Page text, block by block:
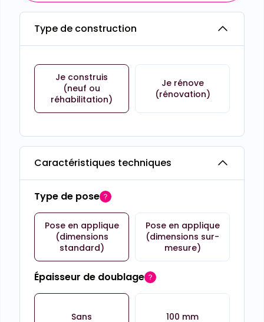
Type de construction
Je construis
(neuf ou
réhabilitation)
Je rénove
(rénovation)
Caractéristiques techniques
Type de pose
Pose en applique
(dimensions
standard)
Pose en applique
(dimensions sur-
mesure)
Épaisseur de doublage
Sans 100 mm